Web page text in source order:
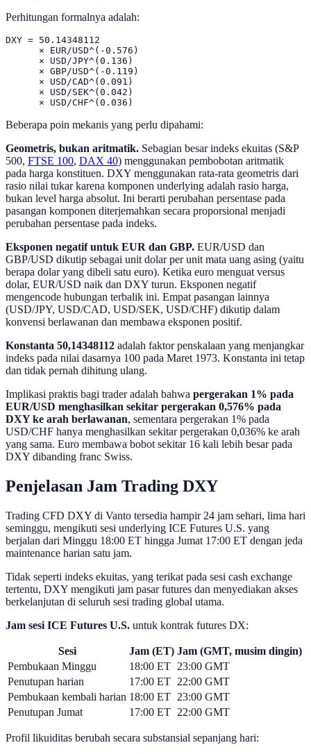
Perhitungan formalnya adalah:
DXY = 50.14348112
      × EUR/USD^(-0.576)
      × USD/JPY^(0.136)
      × GBP/USD^(-0.119)
      × USD/CAD^(0.091)
      × USD/SEK^(0.042)
Beberapa poin mekanis yang perlu dipahami:
Geometris, bukan aritmatik. Sebagian besar indeks ekuitas (S&P
500, FTSE 100, DAX 40) menggunakan pembobotan aritmatik
pada harga konstituen. DXY menggunakan rata-rata geometris dari
rasio nilai tukar karena komponen underlying adalah rasio harga,
bukan level harga absolut. Ini berarti perubahan persentase pada
pasangan komponen diterjemahkan secara proporsional menjadi
perubahan persentase pada indeks.
Eksponen negatif untuk EUR dan GBP. EUR/USD dan
GBP/USD dikutip sebagai unit dolar per unit mata uang asing (yaitu
berapa dolar yang dibeli satu euro). Ketika euro menguat versus
dolar, EUR/USD naik dan DXY turun. Eksponen negatif
mengencode hubungan terbalik ini. Empat pasangan lainnya
(USD/JPY, USD/CAD, USD/SEK, USD/CHF) dikutip dalam
konvensi berlawanan dan membawa eksponen positif.
Konstanta 50,14348112 adalah faktor penskalaan yang menjangkar
indeks pada nilai dasarnya 100 pada Maret 1973. Konstanta ini tetap
dan tidak pernah dihitung ulang.
Implikasi praktis bagi trader adalah bahwa pergerakan 1% pada
EUR/USD menghasilkan sekitar pergerakan 0,576% pada
DXY ke arah berlawanan, sementara pergerakan 1% pada
USD/CHF hanya menghasilkan sekitar pergerakan 0,036% ke arah
yang sama. Euro membawa bobot sekitar 16 kali lebih besar pada
DXY dibanding franc Swiss.
Penjelasan Jam Trading DXY
Trading CFD DXY di Vanto tersedia hampir 24 jam sehari, lima hari
seminggu, mengikuti sesi underlying ICE Futures U.S. yang
berjalan dari Minggu 18:00 ET hingga Jumat 17:00 ET dengan jeda
maintenance harian satu jam.
Tidak seperti indeks ekuitas, yang terikat pada sesi cash exchange
tertentu, DXY mengikuti jam pasar futures dan menyediakan akses
berkelanjutan di seluruh sesi trading global utama.
Jam sesi ICE Futures U.S. untuk kontrak futures DX:
Sesi Jam (ET) Jam (GMT, musim dingin)
Pembukaan Minggu
18:00 ET 23:00 GMT
Penutupan harian
17:00 ET 22:00 GMT
Pembukaan kembali harian 18:00 ET 23:00 GMT
Penutupan Jumat
17:00 ET 22:00 GMT
Profil likuiditas berubah secara substansial sepanjang hari: